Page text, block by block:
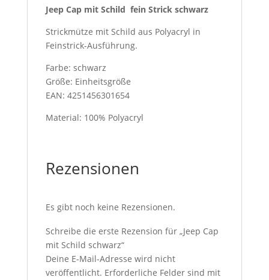
Jeep Cap mit Schild fein Strick schwarz
Strickmütze mit Schild aus Polyacryl in
Feinstrick-Ausführung.
Farbe: schwarz
Größe: Einheitsgröße
EAN: 4251456301654
Material: 100% Polyacryl
Rezensionen
Es gibt noch keine Rezensionen.
Schreibe die erste Rezension für „Jeep Cap
mit Schild schwarz“
Deine E-Mail-Adresse wird nicht
veröffentlicht. Erforderliche Felder sind mit